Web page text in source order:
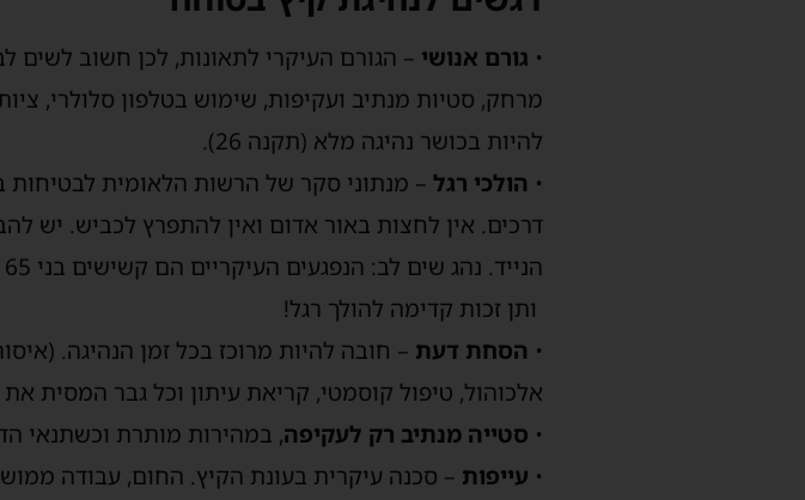
• גורם אנושי – הגורם העיקרי לתאונות, לכן חשוב לשים
מרחק, סטיות מנתיב ועקיפות, שימוש בטלפון סלולרי,
להיות בכושר נהיגה מלא (תקנה 26).
• הולכי רגל – מנתוני סקר של הרשות הלאומית לבטיחות
דרכים. אין לחצות באור אדום ואין להתפרץ לכביש. יש
הנייד. נהג שים לב:
ותן זכות קדימה להולך רגל!
• הסחת דעת – חובה להיות מרוכז בכל זמן הנהיגה.
אלכוהול, טיפול קוסמטי, קריאת עיתון וכל גבר המסית
• סטייה מנתיב רק לעקיפה, במהירות מותרת וכשתנאי
• עייפות – סכנה עיקרית בעונת הקיץ. החום, עבודה